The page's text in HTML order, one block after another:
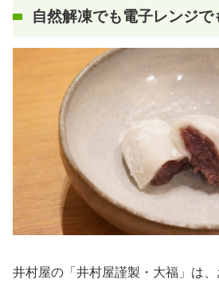
自然解凍でも電子レンジで
井村屋の「井村屋謹製・大福」は